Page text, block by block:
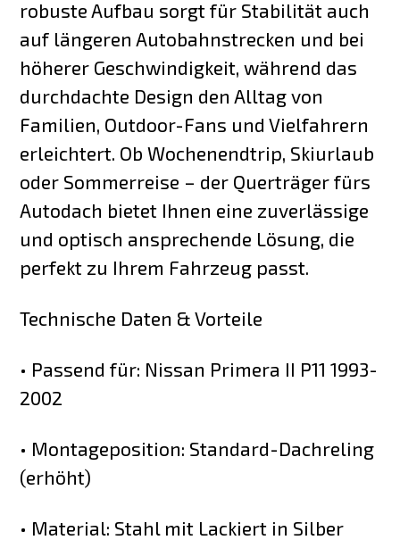
robuste Aufbau sorgt für Stabilität auch
auf längeren Autobahnstrecken und bei
höherer Geschwindigkeit, während das
durchdachte Design den Alltag von
Familien, Outdoor-Fans und Vielfahrern
erleichtert. Ob Wochenendtrip, Skiurlaub
oder Sommerreise – der Querträger fürs
Autodach bietet Ihnen eine zuverlässige
und optisch ansprechende Lösung, die
perfekt zu Ihrem Fahrzeug passt.
Technische Daten & Vorteile
• Passend für: Nissan Primera II P11 1993-
2002
• Montageposition: Standard-Dachreling
(erhöht)
• Material: Stahl mit Lackiert in Silber